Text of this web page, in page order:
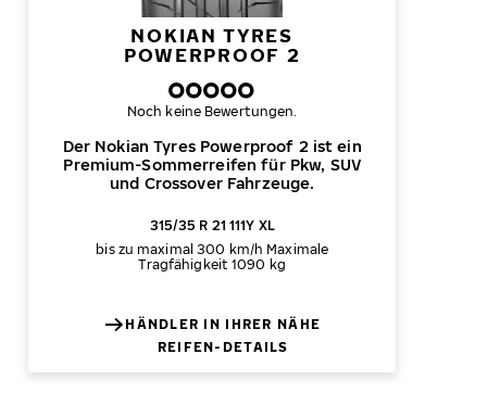
NOKIAN TYRES
POWERPROOF 2
Der Nokian Tyres Powerproof 2 ist ein
Premium-Sommerreifen für Pkw, SUV
und Crossover Fahrzeuge.
Noch keine Bewertungen.
315/35 R 21 111Y XL
bis zu maximal 300 km/h Maximale
Tragfähigkeit 1090 kg
HÄNDLER IN IHRER NÄHE
REIFEN-DETAILS